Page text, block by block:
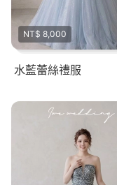
NT$ 8,000
水藍蕾絲禮服